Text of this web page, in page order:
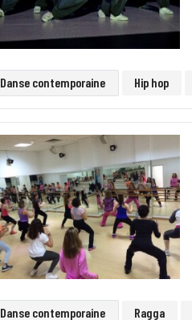
Danse contemporaine Hip hop
Danse contemporaine Ragga